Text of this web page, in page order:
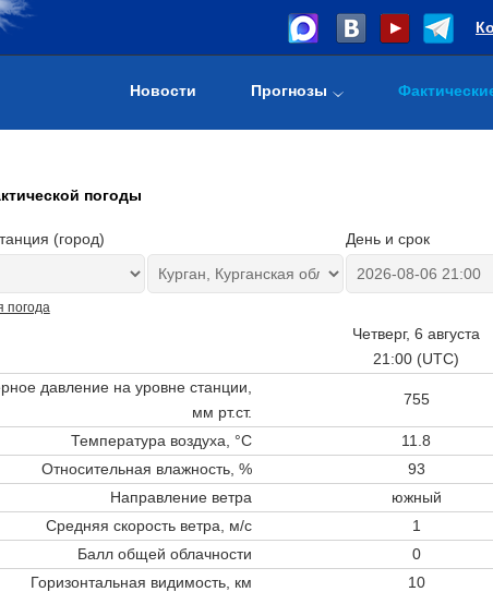
Новости Прогнозы
погоды
(город) День и срок
погода
Четверг, 6 августа
21:00 (UTC)
давление на уровне станции,
мм рт.ст.
755
Температура воздуха, °C
11.8
Относительная влажность, %
93
Направление ветра
южный
Средняя скорость ветра, м/с
1
Балл общей облачности
0
Горизонтальная видимость, км
10